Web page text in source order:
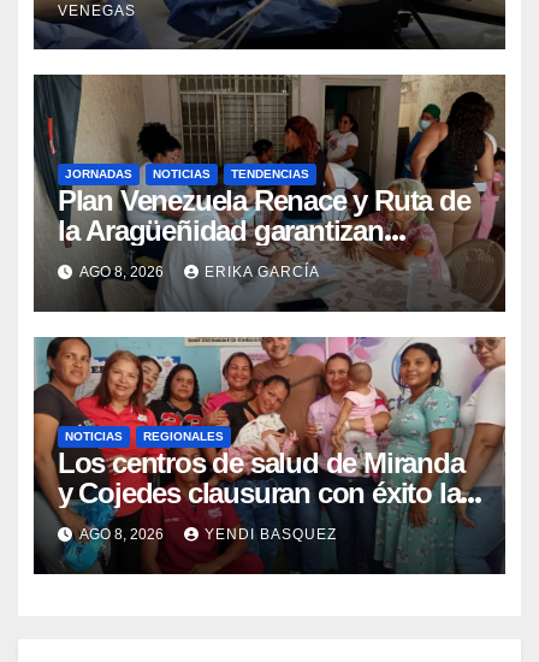
beneficiar a cientos de pacientes
VENEGAS
JORNADAS NOTICIAS TENDENCIAS
Plan Venezuela Renace y Ruta de
la Aragüeñidad garantizan
atención médica integral en
Aragua
AGO 8, 2026 ERIKA GARCÍA
NOTICIAS REGIONALES
Los centros de salud de Miranda
y Cojedes clausuran con éxito la
Semana Mundial de la Lactancia
Materna
AGO 8, 2026 YENDI BASQUEZ